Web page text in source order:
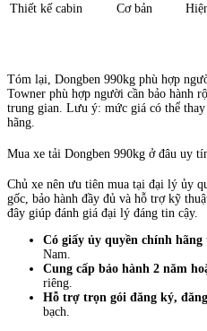
Thiết kế cabin
Cơ bản
Tóm lại, Dongben 990kg phù hợp
Towner phù hợp người cần bảo hành
trung gian. Lưu ý: mức giá có thể
hãng.
Mua xe tải Dongben 990kg ở đâu uy
Chủ xe nên ưu tiên mua tại đại lý ủy
gốc, bảo hành đầy đủ và hỗ trợ kỹ
đây giúp đánh giá đại lý đáng tin cậy.
Có giấy ủy quyền chính hãng
Nam.
Cung cấp bảo hành 2 năm
riêng.
Hỗ trợ trọn gói đăng ký,
bạch.